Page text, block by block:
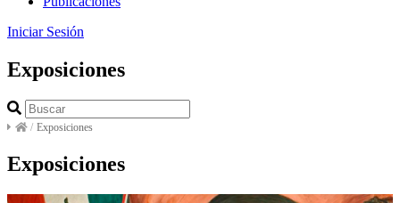
Iniciar Sesión
Exposiciones
/ Exposiciones
Exposiciones